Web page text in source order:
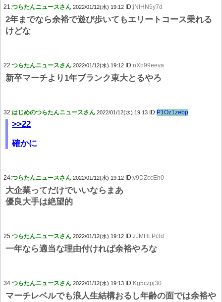
21:つらたんニュースさん 2022/01/12(水) 19:12 ID:jNIHN5y7d
2年までなら余裕で遊び歩いてもエリートコース乗れる
けどな
22:つらたんニュースさん 2022/01/12(水) 19:12 ID:nXb99eeva
新卒マーチより1年ブランク東大とるやろ
32:はじめのつらたんニュースさん 2022/01/12(水) 19:13 ID:P1Oz1zebp
>>22
確かに
24:つらたんニュースさん 2022/01/12(水) 19:12 ID:v9DZccEh0
大企業ってだけでいいならまあ
優良大手は絶望的
25:つらたんニュースさん 2022/01/12(水) 19:12 ID:zJMHLPi3d
一年なら適当な理由付ければ余裕やろな
34:つらたんニュースさん 2022/01/12(水) 19:13 ID:Kg5czpj30
マーチレベルでも浪人生結構おるし年齢の面では余裕や